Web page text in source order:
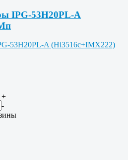
IPG-53H20PL-A
+
-